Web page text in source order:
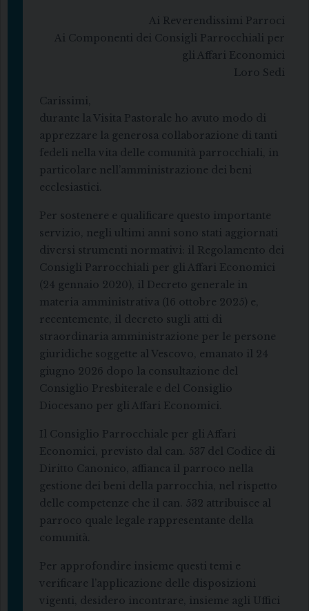
Ai Reverendissimi Parroci
Ai Componenti dei Consigli Parrocchiali per
gli Affari Economici
Loro Sedi
Carissimi,
durante la Visita Pastorale ho avuto modo di
apprezzare la generosa collaborazione di tanti
fedeli nella vita delle comunità parrocchiali, in
particolare nell’amministrazione dei beni
ecclesiastici.
Per sostenere e qualificare questo importante
servizio, negli ultimi anni sono stati aggiornati
diversi strumenti normativi: il Regolamento dei
Consigli Parrocchiali per gli Affari Economici
(24 gennaio 2020), il Decreto generale in
materia amministrativa (16 ottobre 2025) e,
recentemente, il decreto sugli atti di
straordinaria amministrazione per le persone
giuridiche soggette al Vescovo, emanato il 24
giugno 2026 dopo la consultazione del
Consiglio Presbiterale e del Consiglio
Diocesano per gli Affari Economici.
Il Consiglio Parrocchiale per gli Affari
Economici, previsto dal can. 537 del Codice di
Diritto Canonico, affianca il parroco nella
gestione dei beni della parrocchia, nel rispetto
delle competenze che il can. 532 attribuisce al
parroco quale legale rappresentante della
comunità.
Per approfondire insieme questi temi e
verificare l’applicazione delle disposizioni
vigenti, desidero incontrare, insieme agli Uffici